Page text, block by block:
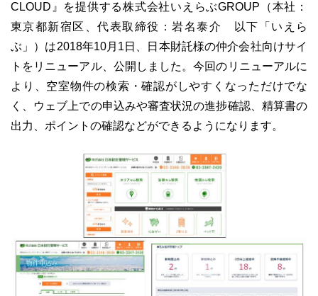
ホームページ制作について プラン紹介･制作の流れ
ユーザーインタビュー ホームページ制作実績
CLOUD』を提供する株式会社いえらぶGROUP（本社：
東京都新宿区、代表取締役：岩名泰介 以下「いえら
ぶ」）は2018年10月1日、日本財託様の仲介会社向けサイ
トをリニューアル、公開しました。今回のリニューアルに
より、空室物件の検索・確認がしやすくなっただけでな
く、ウェブ上での申込みや審査状況の進捗確認、精算書の
出力、ポイントの確認などができるようになります。